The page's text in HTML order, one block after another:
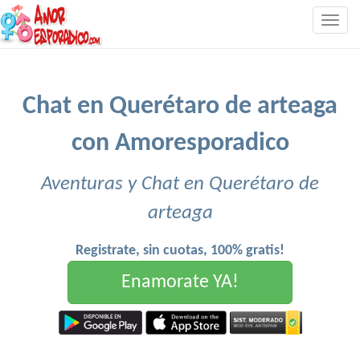
Chat en Querétaro de arteaga
con Amoresporadico
Aventuras y Chat en Querétaro de
arteaga
Registrate, sin cuotas, 100% gratis!
Enamorate YA!